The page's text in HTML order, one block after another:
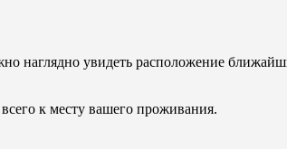
наглядно увидеть расположение
к месту вашего проживания.